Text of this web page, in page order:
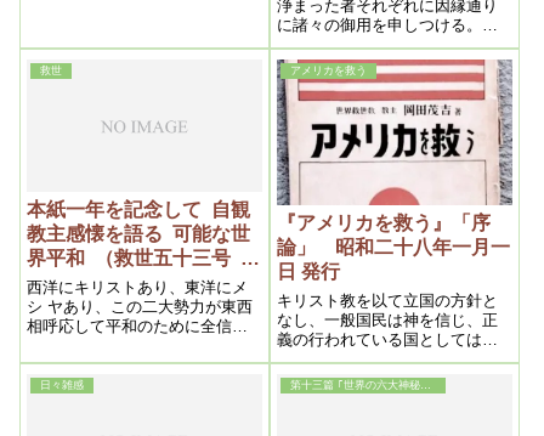
ラッシュが光る
１０１５年６月⑧(目から
ウロコより）
浄まった者それぞれに因縁通り
に諸々の御用を申しつける。神
格をいただける者もいる。その
人によって御用は変わる。』と
いうふうに仰っておられます。
いよいよの時は、こういう形で
神界から私達に使命が下ってく
るわけなのですけれども
救世
本紙一年を記念して 自観
教主感懐を語る 可能な世
界平和 （救世五十三号 昭
和二十五 年三月十一日）
西洋にキリストあり、東洋にメ
シ ヤあり、この二大勢力が東西
相呼応して平和のために全信徒
ら必ず永遠の平和が齎らされる
ものと思う、いかに無神論国と
アメリカを救う
『アメリカを救う』「序
論」 昭和二十八年一月一
日 発行
キリスト教を以て立国の方針と
なし、一般国民は神を信じ、正
義の行われている国としては、
先ず米国を以て第一とせねばな
るまい
日々雑感 第十三篇 ｢世界の六大神秘家｣